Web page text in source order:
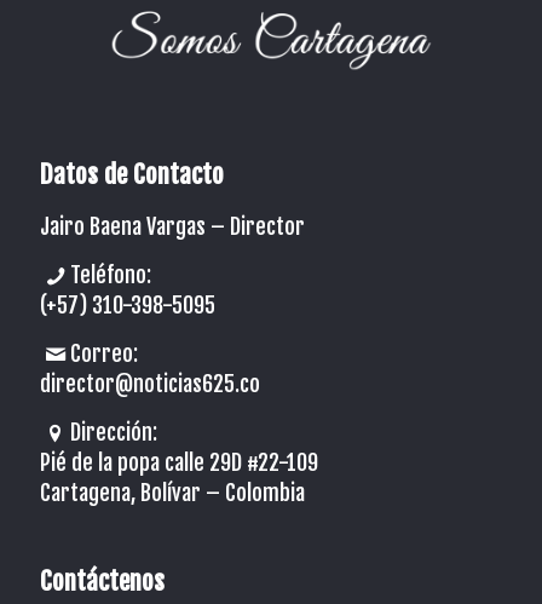
Datos de Contacto
Jairo Baena Vargas – Director
Teléfono:
(+57) 310-398-5095
Correo:
director@noticias625.co
Dirección:
Pié de la popa calle 29D #22-109
Cartagena, Bolívar – Colombia
Contáctenos